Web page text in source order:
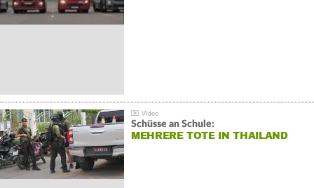
Schüsse an Schule:
MEHRERE TOTE IN THAILAND